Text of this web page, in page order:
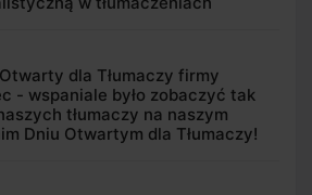
dla Tłumaczy firmy
- wspaniale było zobaczyć tak
tłumaczy na naszym
Dniu Otwartym dla Tłumaczy!